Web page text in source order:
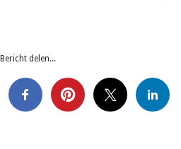
Bericht delen...